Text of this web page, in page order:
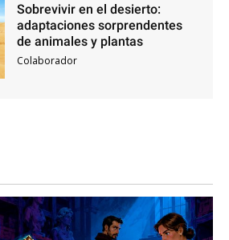
Sobrevivir en el desierto:
adaptaciones sorprendentes
de animales y plantas
Colaborador